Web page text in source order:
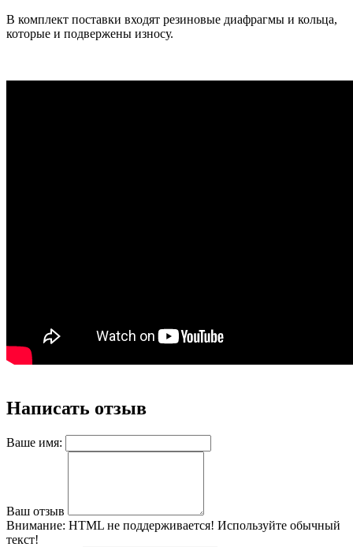
В комплект поставки входят резиновые диафрагмы и кольца,
которые и подвержены износу.
Написать отзыв
Ваше имя:
Ваш отзыв
Внимание: HTML не поддерживается! Используйте обычный
текст!